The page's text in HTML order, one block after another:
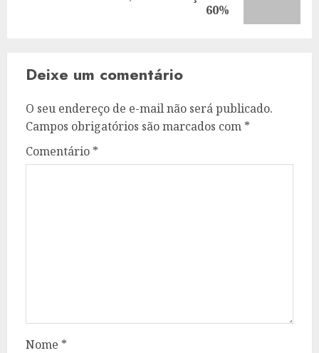
60%
Deixe um comentário
O seu endereço de e-mail não será publicado.
Campos obrigatórios são marcados com *
Comentário *
Nome *